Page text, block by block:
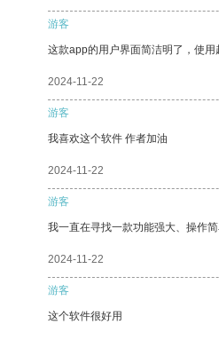
游客
这款app的用户界面简洁明了，使
2024-11-22
游客
我喜欢这个软件 作者加油
2024-11-22
游客
我一直在寻找一款功能强大、操作
2024-11-22
游客
这个软件很好用